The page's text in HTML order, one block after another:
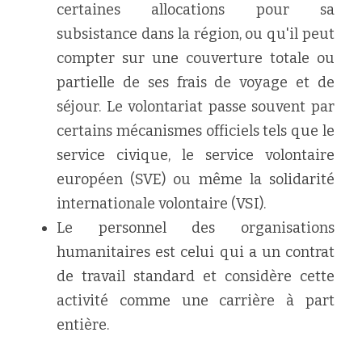
certaines allocations pour sa
subsistance dans la région, ou qu'il peut
compter sur une couverture totale ou
partielle de ses frais de voyage et de
séjour. Le volontariat passe souvent par
certains mécanismes officiels tels que le
service civique, le service volontaire
européen (SVE) ou même la solidarité
internationale volontaire (VSI).
Le personnel des organisations
humanitaires est celui qui a un contrat
de travail standard et considère cette
activité comme une carrière à part
entière.